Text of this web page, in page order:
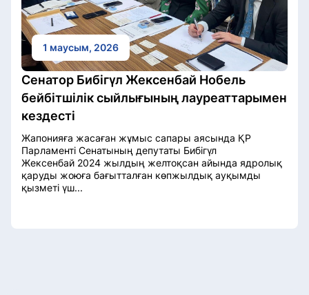
1 маусым, 2026
Сенатор Бибігүл Жексенбай Нобель
бейбітшілік сыйлығының лауреаттарымен
кездесті
Жапонияға жасаған жұмыс сапары аясында ҚР
Парламенті Сенатының депутаты Бибігүл
Жексенбай 2024 жылдың желтоқсан айында ядролық
қаруды жоюға бағытталған көпжылдық ауқымды
қызметі үш...